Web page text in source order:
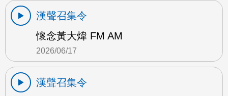
漢聲召集令
懷念黃大煒 FM AM
2026/06/17
漢聲召集令